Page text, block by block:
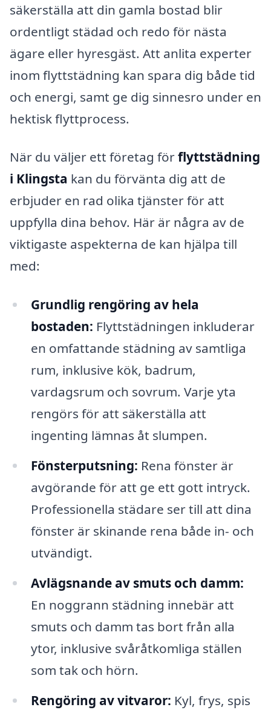
säkerställa att din gamla bostad blir
ordentligt städad och redo för nästa
ägare eller hyresgäst. Att anlita experter
inom flyttstädning kan spara dig både tid
och energi, samt ge dig sinnesro under en
hektisk flyttprocess.
När du väljer ett företag förflyttstädning
i Klingsta kan du förvänta dig att de
erbjuder en rad olika tjänster för att
uppfylla dina behov. Här är några av de
viktigaste aspekterna de kan hjälpa till
med:
Grundlig rengöring av hela
bostaden: Flyttstädningen inkluderar
en omfattande städning av samtliga
rum, inklusive kök, badrum,
vardagsrum och sovrum. Varje yta
rengörs för att säkerställa att
ingenting lämnas åt slumpen.
Fönsterputsning: Rena fönster är
avgörande för att ge ett gott intryck.
Professionella städare ser till att dina
fönster är skinande rena både in- och
utvändigt.
Avlägsnande av smuts och damm:
En noggrann städning innebär att
smuts och damm tas bort från alla
ytor, inklusive svåråtkomliga ställen
som tak och hörn.
Rengöring av vitvaror: Kyl, frys, spis